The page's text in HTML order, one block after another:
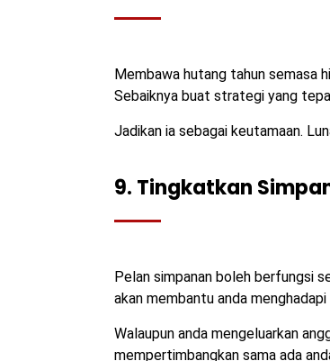
Membawa hutang tahun semasa
Sebaiknya buat strategi yang
Jadikan ia sebagai keutamaan.
9. Tingkatkan
Pelan simpanan boleh berfungsi
akan membantu anda
Walaupun anda mengeluarkan
mempertimbangkan sama ada